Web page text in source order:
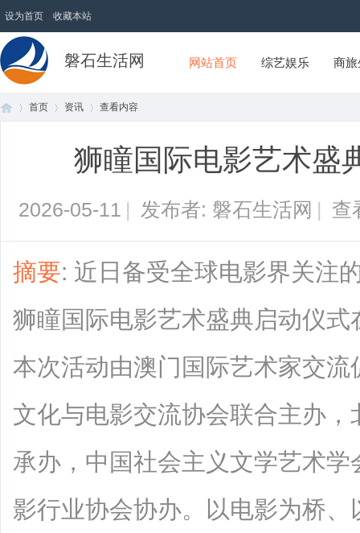
设为首页 收藏本站
磐石生活网 网站首页 综艺娱乐 商
首页 资讯
›
查看内容
狮瞳国际电影艺术盛
2026-05-11 | 发布者: 磐石生活网 | 查
摘要: 近日备受全球电影界关注
狮瞳国际电影艺术盛典启动仪
本次活动由澳门国际艺术家交
文化与电影交流协会联合主办
承办，中国社会主义文学艺术
影行业协会协办。以电影为桥